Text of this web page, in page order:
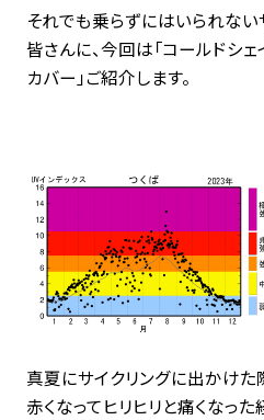
それでも乗らずにはいられない
皆さんに、今回は「コールドシ
カバー」ご紹介します。
真夏にサイクリングに出かけた
赤くなってヒリヒリと痛くなっ